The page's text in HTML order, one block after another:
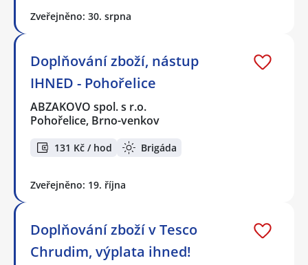
Zveřejněno: 30. srpna
Doplňování zboží, nástup
IHNED - Pohořelice
ABZAKOVO spol. s r.o.
Pohořelice, Brno-venkov
131 Kč / hod Brigáda
Zveřejněno: 19. října
Doplňování zboží v Tesco
Chrudim, výplata ihned!